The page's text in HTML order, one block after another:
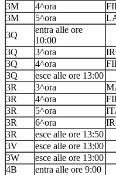
3M
4^ora
3M
5^ora
3Q
entra alle ore
10:00
3Q
3^ora
3Q
4^ora
3Q
esce alle ore 13:00
3R
3^ora
3R
4^ora
3R
5^ora
3R
6^ora
3R
esce alle ore 13:50
3V
esce alle ore 13:00
3W
esce alle ore 13:00
4B
entra alle ore 9:00